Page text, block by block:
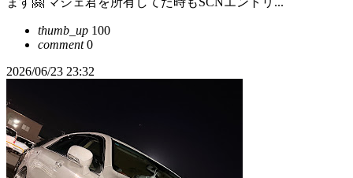
thumb_up 100
comment0
2026/06/23 23:32